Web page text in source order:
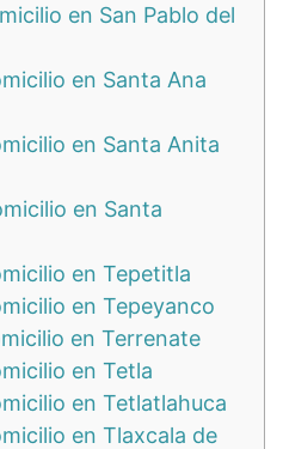
en San Pablo del
en Santa Ana
en Santa Anita
en Santa
en Tepetitla
en Tepeyanco
en Terrenate
en Tetla
en Tetlatlahuca
en Tlaxcala de